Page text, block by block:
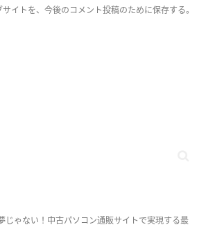
イトを、今後のコメント投稿のために保存する。
じゃない！中古パソコン通販サイトで実現する最